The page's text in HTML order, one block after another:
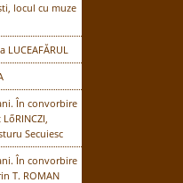
locul cu muze
LUCEAFĂRUL
În convorbire
Secuiesc
În convorbire
T. ROMAN